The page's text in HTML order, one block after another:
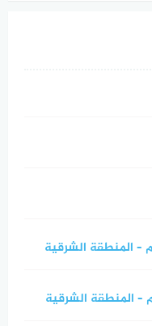
– المنطقة الشرقية
– المنطقة الشرقية